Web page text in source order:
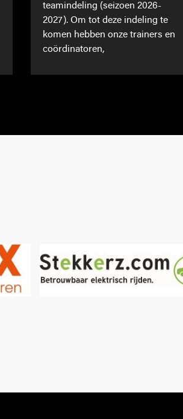
teamindeling (seizoen 2026-
2027). Om tot deze indeling te
komen hebben onze trainers en
coördinatoren,